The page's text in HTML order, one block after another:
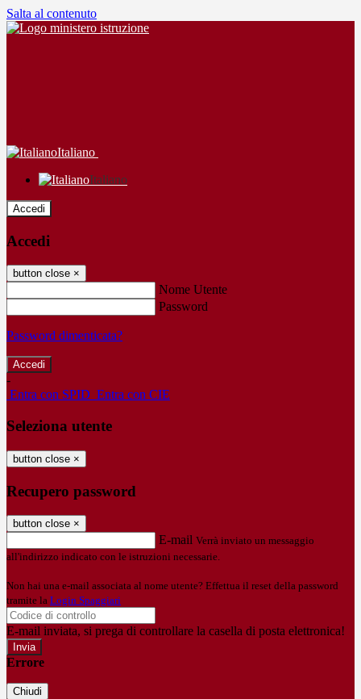
Salta al contenuto
Italiano
Italiano
Accedi
Accedi
button close ×
Nome Utente
Password
Password dimenticata?
-
Entra con SPID Entra con CIE
Seleziona utente
button close ×
Recupero password
button close ×
E-mail Verrà inviato un messaggio
all'indirizzo indicato con le istruzioni necessarie.
Non hai una e-mail associata al nome utente? Effettua il reset della password
tramite la Login Spaggiari
E-mail inviata, si prega di controllare la casella di posta elettronica!
Errore
Chiudi